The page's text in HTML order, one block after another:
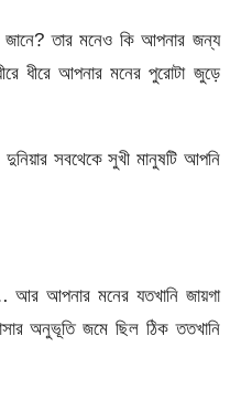
জানে? তার মনেও কি আপনার জন্য
ধীরে আপনার মনের পুরোটা জুড়ে
সবথেকে সুখী মানুষটি আপনি
আপনার মনের যতখানি জায়গা
অনুভূতি জমে ছিল ঠিক ততখানি